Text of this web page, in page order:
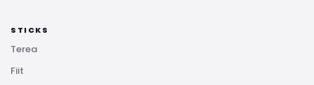
STICKS
Terea
Fiit